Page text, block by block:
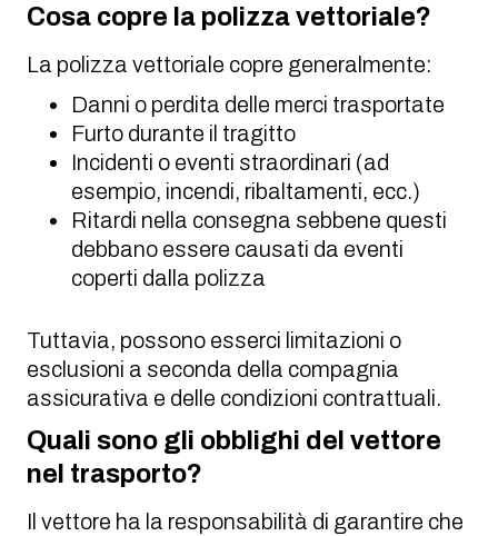
Cosa copre la polizza vettoriale?
La polizza vettoriale copre generalmente:
Danni o perdita delle merci trasportate
Furto durante il tragitto
Incidenti o eventi straordinari (ad
esempio, incendi, ribaltamenti, ecc.)
Ritardi nella consegna sebbene questi
debbano essere causati da eventi
coperti dalla polizza
Tuttavia, possono esserci limitazioni o
esclusioni a seconda della compagnia
assicurativa e delle condizioni contrattuali.
Quali sono gli obblighi del vettore
nel trasporto?
Il vettore ha la responsabilità di garantire che